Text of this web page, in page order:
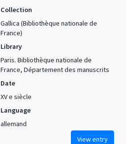
Collection
Gallica (Bibliothèque nationale de
France)
Library
Paris. Bibliothèque nationale de
France, Département des manuscrits
Date
XV e siècle
Language
allemand
View entry